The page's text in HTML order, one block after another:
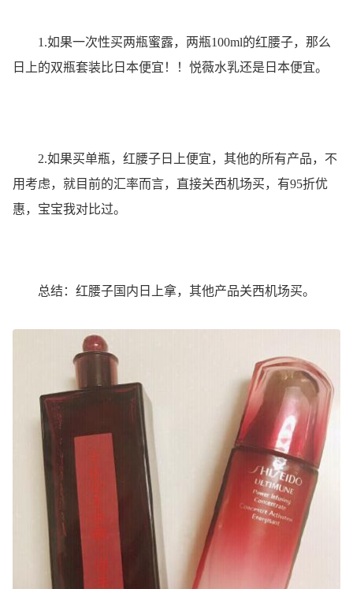
1.如果一次性买两瓶蜜露，两瓶100ml的红腰子，那么
日上的双瓶套装比日本便宜！！悦薇水乳还是日本便宜。
2.如果买单瓶，红腰子日上便宜，其他的所有产品，不
用考虑，就目前的汇率而言，直接关西机场买，有95折优
惠，宝宝我对比过。
总结：红腰子国内日上拿，其他产品关西机场买。